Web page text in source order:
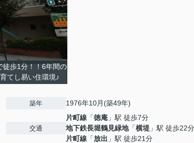
歩1分！！6年間の
てし易い住環境♪
築年 1976年10月(築49年)
交通
片町線 「徳庵 」駅 徒歩7分
地下鉄長堀鶴見緑地「横堤 」駅 徒歩22分
片町線 「放出 」駅 徒歩21分